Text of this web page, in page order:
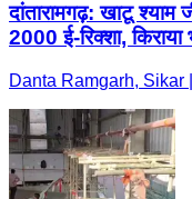
दांतारामगढ़: खाटू
2000 ई-रिक्शा, किराया
Danta Ramgarh, Sikar